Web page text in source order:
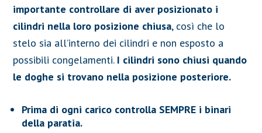
importante controllare di aver posizionato i
cilindri nella loro posizione chiusa, così che lo
stelo sia all’interno dei cilindri e non esposto a
possibili congelamenti. I cilindri sono chiusi quando
le doghe si trovano nella posizione posteriore.
Prima di ogni carico controlla SEMPRE i binari
della paratia.